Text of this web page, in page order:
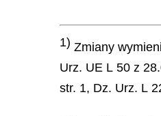
1) Zmiany
Urz. UE L 50 z
str. 1, Dz. Urz. L